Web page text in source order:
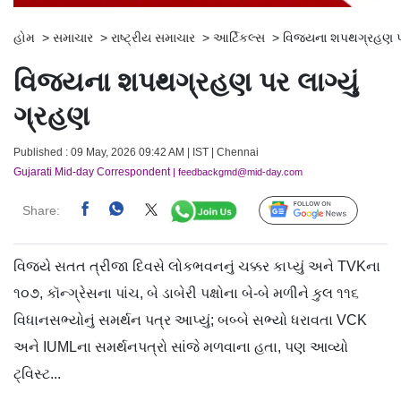
હોમ > સમાચાર > રાષ્ટ્રીય સમાચાર > આર્ટિકલ્સ > વિજયના શપથગ્રહણ
વિજયના શપથગ્રહણ પર લાગ્યું
ગ્રહણ
Published : 09 May, 2026 09:42 AM | IST | Chennai
Gujarati Mid-day Correspondent| feedbackgmd@mid-day.com
Share: Follow Us
વિજયે સતત ત્રીજા દિવસે લોકભવનનું ચક્કર કાપ્યું અને TVKના
૧૦૭, કૉન્ગ્રેસના પાંચ, બે ડાબેરી પક્ષોના બે-બે મળીને કુલ ૧૧૬
વિધાનસભ્યોનું સમર્થન પત્ર આપ્યું; બબ્બે સભ્યો ધરાવતા VCK
અને IUMLના સમર્થનપત્રો સાંજે મળવાના હતા, પણ આવ્યો
ટ્‌વિસ્ટ...